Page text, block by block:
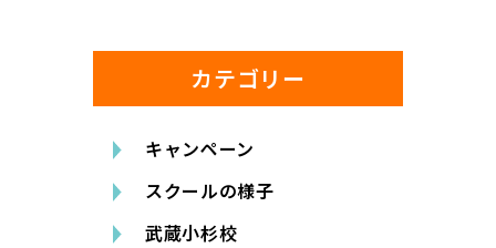
カテゴリー
キャンペーン
スクールの様子
武蔵小杉校